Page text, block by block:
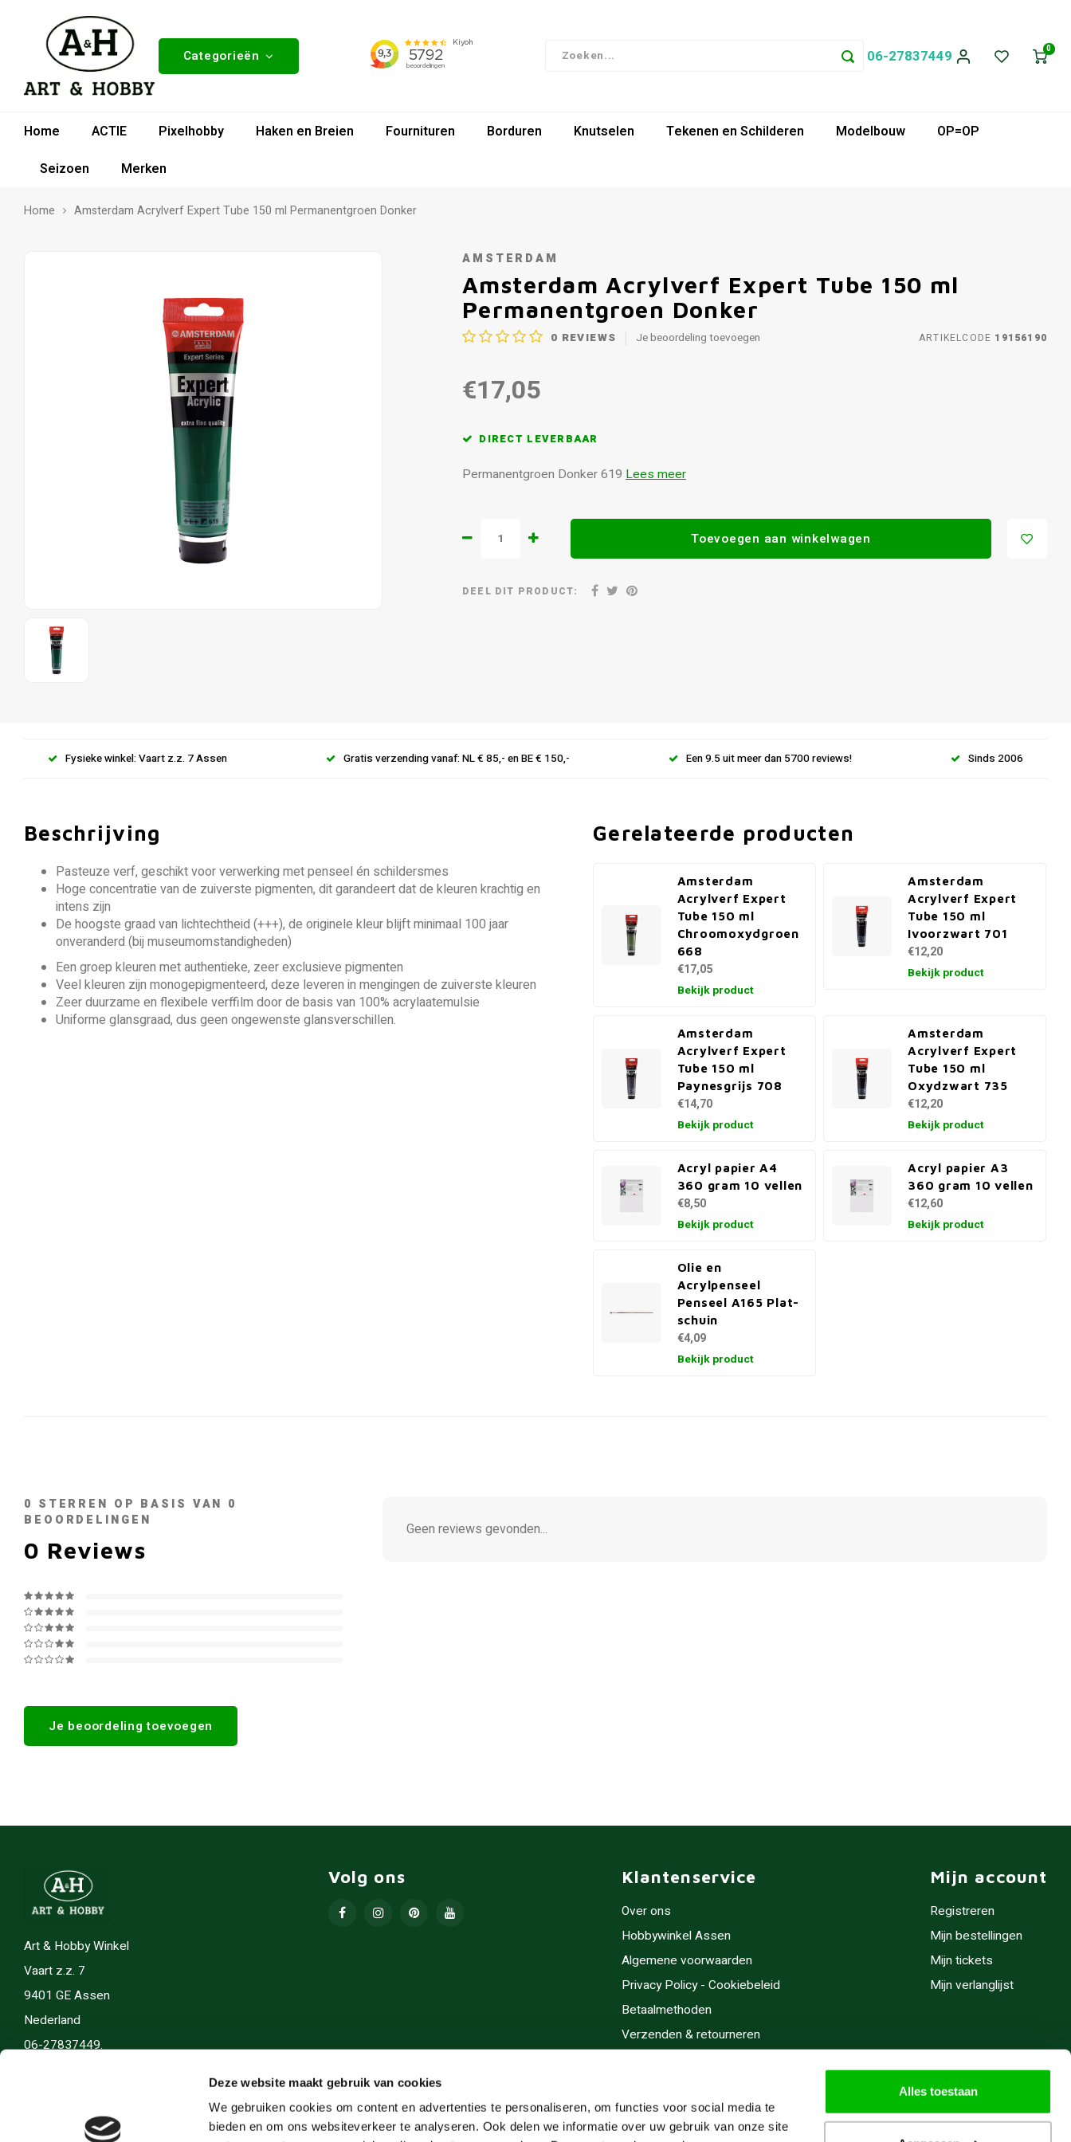
Deze website maakt gebruik van cookies
We gebruiken cookies om content en advertenties te personaliseren, om functies voor social media te
bieden en om ons websiteverkeer te analyseren. Ook delen we informatie over uw gebruik van onze site
Alles toestaan
Categorieën 06-27837449 0
Home ACTIE Pixelhobby Haken en Breien Fournituren Borduren Knutselen Tekenen en Schilderen Modelbouw
OP=OP
Seizoen
Merken
Home Amsterdam Acrylverf Expert Tube 150 ml Permanentgroen Donker
AMSTERDAM
Amsterdam Acrylverf Expert Tube 150 ml
Permanentgroen Donker
0 REVIEWS Je beoordeling toevoegen ARTIKELCODE 19156190
€17,05
DIRECT LEVERBAAR
Permanentgroen Donker 619 Lees meer
Toevoegen aan winkelwagen
DEEL DIT PRODUCT:
Fysieke winkel: Vaart z.z. 7 Assen Gratis verzending vanaf: NL € 85,- en BE € 150,- Een 9.5 uit meer dan 5700 reviews! Sinds 2006
Beschrijving
Pasteuze verf, geschikt voor verwerking met penseel én schildersmes
Hoge concentratie van de zuiverste pigmenten, dit garandeert dat de kleuren krachtig en
intens zijn
De hoogste graad van lichtechtheid (+++), de originele kleur blijft minimaal 100 jaar
onveranderd (bij museumomstandigheden)
Een groep kleuren met authentieke, zeer exclusieve pigmenten
Veel kleuren zijn monogepigmenteerd, deze leveren in mengingen de zuiverste kleuren
Zeer duurzame en flexibele verffilm door de basis van 100% acrylaatemulsie
Uniforme glansgraad, dus geen ongewenste glansverschillen.
Gerelateerde producten
Amsterdam
Acrylverf Expert
Tube 150 ml
Chroomoxydgroen
668
€17,05
Bekijk product
Amsterdam
Acrylverf Expert
Tube 150 ml
Ivoorzwart 701
€12,20
Bekijk product
Amsterdam
Acrylverf Expert
Tube 150 ml
Paynesgrijs 708
€14,70
Bekijk product
Amsterdam
Acrylverf Expert
Tube 150 ml
Oxydzwart 735
€12,20
Bekijk product
Acryl papier A4
360 gram 10 vellen
€8,50
Bekijk product
Acryl papier A3
360 gram 10 vellen
€12,60
Bekijk product
Olie en
Acrylpenseel
Penseel A165 Plat-
schuin
€4,09
Bekijk product
0 STERREN OP BASIS VAN 0
BEOORDELINGEN
0 Reviews
Je beoordeling toevoegen
Geen reviews gevonden...
Art & Hobby Winkel
Vaart z.z. 7
9401 GE Assen
Nederland
06-27837449.
Volg ons Klantenservice
Over ons
Hobbywinkel Assen
Algemene voorwaarden
Privacy Policy - Cookiebeleid
Betaalmethoden
Verzenden & retourneren
Cadeaubonnen
Inlijsten
Mijn account
Registreren
Mijn bestellingen
Mijn tickets
Mijn verlanglijst